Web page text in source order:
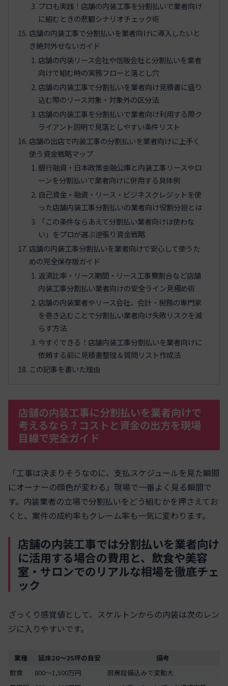
プロも実践！店舗の内装工事を分割払いで業者向け
に組むときの悲観シナリオチェック術
店舗の内装工事で分割払いを業者向けに導入したいと
き絶対外せないガイド
店舗の内装リース会社や信販会社と分割払いを業者
向けで組む時の実務フローと落とし穴
店舗の内装工事で分割払いを業者向け見積書に盛り
込む際のリース対象・対象外の区分法
店舗の内装工事を分割払いで業者向け利用する際ク
ライアント説明で見落としやすい条件リスト
店舗の出店で内装工事の分割払いを業者向けに上手く
使う資金戦略マップ
銀行融資・日本政策金融公庫と内装工事リースやロ
ーンを分割払いで業者向けに併用する具体例
自己資金・融資・リース・ビジネスクレジットを使
った店舗内装工事分割払いの業者向け役割分担とは
「この条件ならあえて分割払い業者向けは使わな
い」をプロが選ぶ逆張り資金戦略
店舗の内装工事分割払いを業者向けで安心して使うた
めの完全保存版ガイド
返済比率・リース期間・リース工事費割合など店舗
内装工事分割払い業者向けの安全ライン見極め術
店舗の内装業者やリース会社、会計・税務の専門家
を巻き込むことで分割払い業者向け失敗リスクを減
らす方法
今すぐできる！店舗内装工事分割払いを業者向けに
依頼する前に見積書整理＆質問リスト作成法
この記事を書いた理由
店舗の内装工事に分割払いを業者向けで
考えるなら？コストと資金の出方を現場
目線で完全ガイド
「工事は決まりそうなのに、支払スケジュールを見た瞬間
にオーナーの顔色が変わる」現場で一番よく見る瞬間で
す。内装業者の立場で分割払いをどう組むかを押さえてお
くと、案件の成約率もクレーム率も一気に変わります。
店舗の内装工事では分割払いを業者向け
に活用する場合の費用と、飲食や美容
室・サロンでのリアルな相場を徹底チェ
ック
ざっくり感覚値として、スケルトンからの内装は次のレン
ジに入りやすいです。
業種 延床20〜25坪の目安
備考
飲食
800〜1,500万円
厨房設備込みで変動大